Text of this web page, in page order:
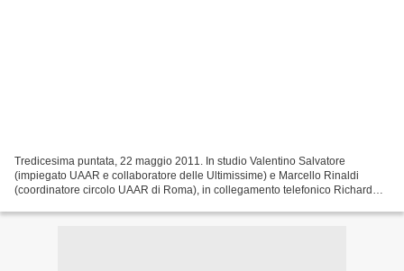
Tredicesima puntata, 22 maggio 2011. In studio Valentino Salvatore
(impiegato UAAR e collaboratore delle Ultimissime) e Marcello Rinaldi
(coordinatore circolo UAAR di Roma), in collegamento telefonico Richard